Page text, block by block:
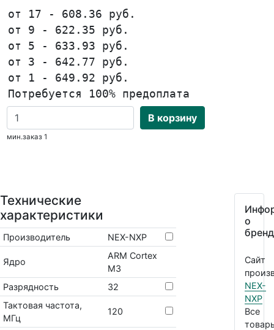
от 17 - 608.36 руб.
от 9 - 622.35 руб.
от 5 - 633.93 руб.
от 3 - 642.77 руб.
от 1 - 649.92 руб.
Потребуется 100% предоплата
В корзину
мин.заказ 1
Технические
характеристики
Производитель NEX-NXP
Ядро
ARM Cortex
M3
Разрядность
32
Тактовая частота,
МГц
120
о
Сайт
NEX-
NXP
Все